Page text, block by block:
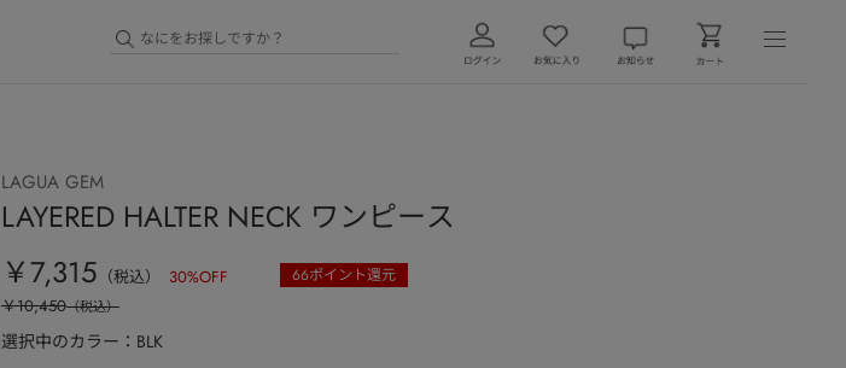
LAGUA GEM
LAYERED HALTER NECK ワンピース
￥7,315 （税込） 30%OFF 66ポイント還元
￥10,450（税込）
選択中のカラー：BLK